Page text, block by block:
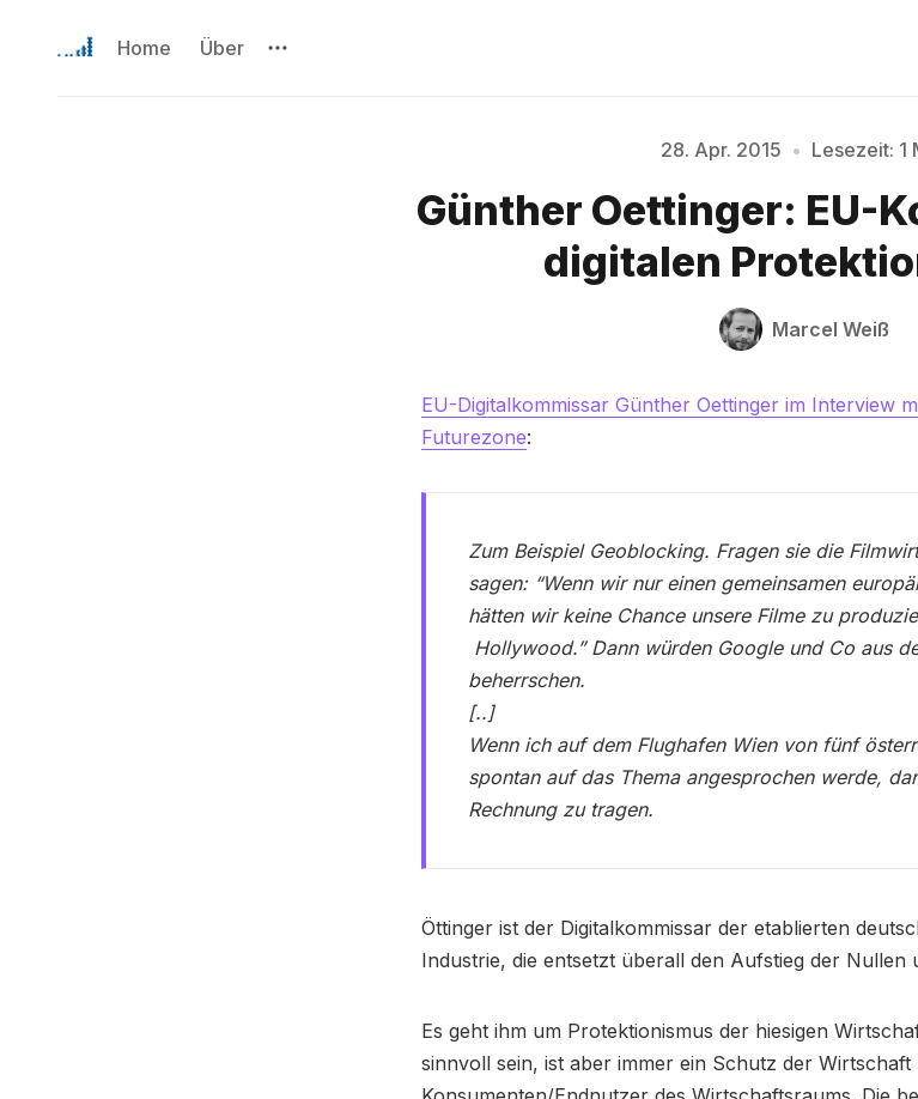
Home Über
28. Apr. 2015 • Lesezeit: 1
Günther Oettinger: EU-
digitalen
Marcel Weiß
EU-Digitalkommissar Günther Oettinger im Interview
Futurezone:
Zum Beispiel Geoblocking. Fragen sie die
sagen: “Wenn wir nur einen gemeinsamen
hätten wir keine Chance unsere Filme zu
Hollywood.” Dann würden Google und Co aus
beherrschen.
[..]
Wenn ich auf dem Flughafen Wien von fünf
spontan auf das Thema angesprochen werde,
Rechnung zu tragen.
Öttinger ist der Digitalkommissar der etablierten
Industrie, die entsetzt überall den Aufstieg der Nullen
Es geht ihm um Protektionismus der hiesigen
sinnvoll sein, ist aber immer ein Schutz der